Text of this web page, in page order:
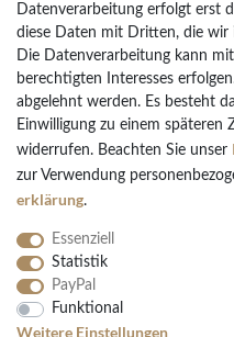
Bezahlarten
PayPal
Vorkasse Überweisung
Kreditkarten
Kauf auf Rechnung
Folgen Sie uns
Datenverarbeitung erfolgt erst
diese Daten mit Dritten, die wir
Die Datenverarbeitung kann
berechtigten Interesses
abgelehnt werden. Es besteht
Einwilligung zu einem späteren
widerrufen. Beachten Sie unser
zur Verwendung
erklärung.
Essenziell
Statistik
PayPal
Funktional
Weitere Einstellungen